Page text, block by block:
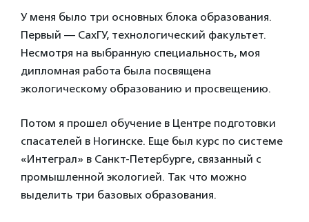
У меня было три основных блока образования.
Первый — СахГУ, технологический факультет.
Несмотря на выбранную специальность, моя
дипломная работа была посвящена
экологическому образованию и просвещению.
Потом я прошел обучение в Центре подготовки
спасателей в Ногинске. Еще был курс по системе
«Интеграл» в Санкт-Петербурге, связанный с
промышленной экологией. Так что можно
выделить три базовых образования.